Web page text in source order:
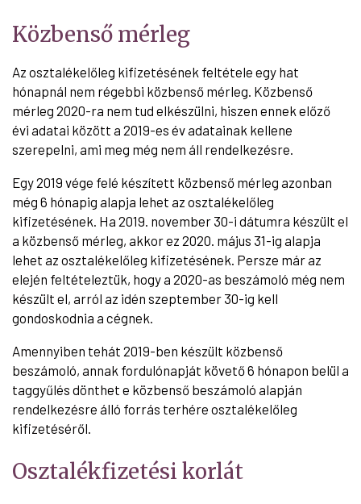
Közbenső mérleg
Az osztalékelőleg kifizetésének feltétele egy hat
hónapnál nem régebbi közbenső mérleg. Közbenső
mérleg 2020-ra nem tud elkészülni, hiszen ennek előző
évi adatai között a 2019-es év adatainak kellene
szerepelni, ami meg még nem áll rendelkezésre.
Egy 2019 vége felé készített közbenső mérleg azonban
még 6 hónapig alapja lehet az osztalékelőleg
kifizetésének. Ha 2019. november 30-i dátumra készült el
a közbenső mérleg, akkor ez 2020. május 31-ig alapja
lehet az osztalékelőleg kifizetésének. Persze már az
elején feltételeztük, hogy a 2020-as beszámoló még nem
készült el, arról az idén szeptember 30-ig kell
gondoskodnia a cégnek.
Amennyiben tehát 2019-ben készült közbenső
beszámoló, annak fordulónapját követő 6 hónapon belül a
taggyűlés dönthet e közbenső beszámoló alapján
rendelkezésre álló forrás terhére osztalékelőleg
kifizetéséről.
Osztalékfizetési korlát